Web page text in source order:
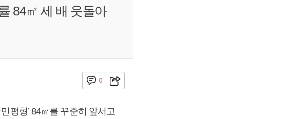
84㎡ 세 배 웃돌아
0
평형’ 84㎡를 꾸준히 앞서고